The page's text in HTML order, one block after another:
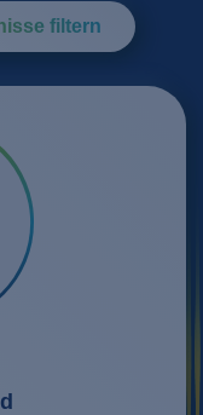
filtern